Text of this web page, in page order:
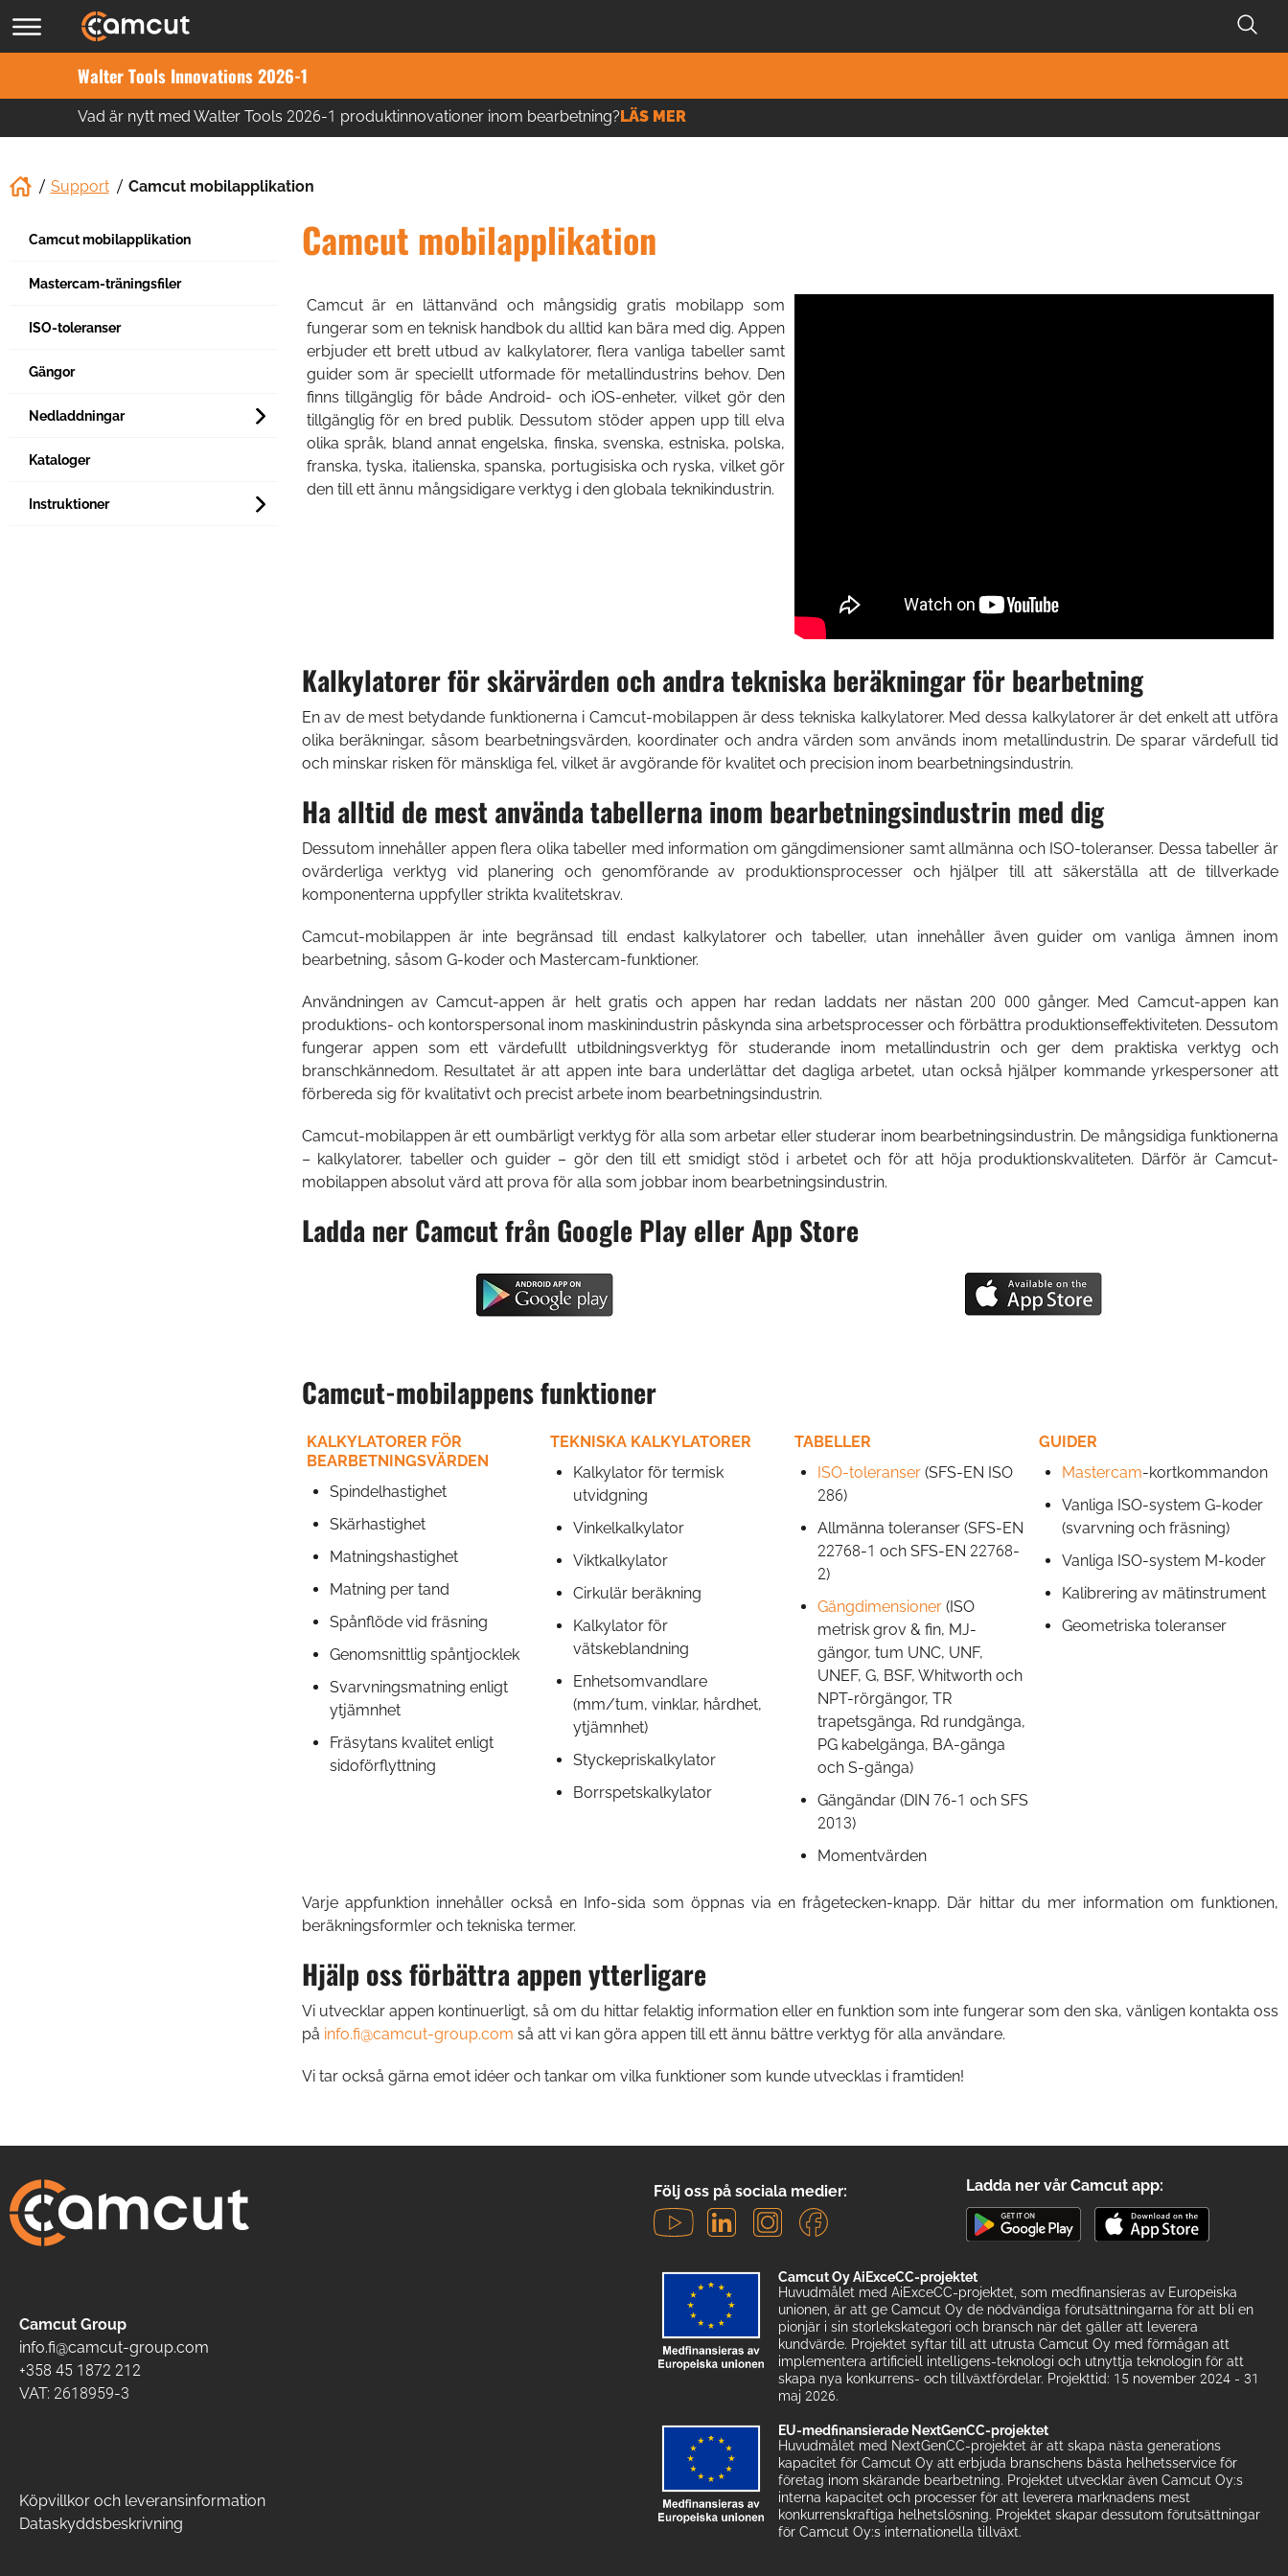
Betydelsen av verktygshantering ökar
Den ökande efterfrågan på hårdmetall syns i verkstädernas verktygskostnader.LÄS MER
Camcut-mobilappen uppdaterad
Walter Tools Innovations 2026-1
Vad är nytt med Walter Tools 2026-1 produktinnovationer inom bearbetning?LÄS MER
Support Camcut mobilapplikation
Camcut mobilapplikation
Mastercam-träningsfiler
ISO-toleranser
Gängor
Nedladdningar
Kataloger
Instruktioner
Camcut mobilapplikation
Camcut är en lättanvänd och mångsidig gratis mobilapp som
fungerar som en teknisk handbok du alltid kan bära med dig. Appen
erbjuder ett brett utbud av kalkylatorer, flera vanliga tabeller samt
guider som är speciellt utformade för metallindustrins behov. Den
finns tillgänglig för både Android- och iOS-enheter, vilket gör den
tillgänglig för en bred publik. Dessutom stöder appen upp till elva
olika språk, bland annat engelska, finska, svenska, estniska, polska,
franska, tyska, italienska, spanska, portugisiska och ryska, vilket gör
den till ett ännu mångsidigare verktyg i den globala teknikindustrin.
Kalkylatorer för skärvärden och andra tekniska beräkningar för bearbetning
En av de mest betydande funktionerna i Camcut-mobilappen är dess tekniska kalkylatorer. Med dessa kalkylatorer är det enkelt att utföra
olika beräkningar, såsom bearbetningsvärden, koordinater och andra värden som används inom metallindustrin. De sparar värdefull tid
och minskar risken för mänskliga fel, vilket är avgörande för kvalitet och precision inom bearbetningsindustrin.
Ha alltid de mest använda tabellerna inom bearbetningsindustrin med dig
Dessutom innehåller appen flera olika tabeller med information om gängdimensioner samt allmänna och ISO-toleranser. Dessa tabeller är
ovärderliga verktyg vid planering och genomförande av produktionsprocesser och hjälper till att säkerställa att de tillverkade
komponenterna uppfyller strikta kvalitetskrav.
Camcut-mobilappen är inte begränsad till endast kalkylatorer och tabeller, utan innehåller även guider om vanliga ämnen inom
bearbetning, såsom G-koder och Mastercam-funktioner.
Användningen av Camcut-appen är helt gratis och appen har redan laddats ner nästan 200 000 gånger. Med Camcut-appen kan
produktions- och kontorspersonal inom maskinindustrin påskynda sina arbetsprocesser och förbättra produktionseffektiviteten. Dessutom
fungerar appen som ett värdefullt utbildningsverktyg för studerande inom metallindustrin och ger dem praktiska verktyg och
branschkännedom. Resultatet är att appen inte bara underlättar det dagliga arbetet, utan också hjälper kommande yrkespersoner att
förbereda sig för kvalitativt och precist arbete inom bearbetningsindustrin.
Camcut-mobilappen är ett oumbärligt verktyg för alla som arbetar eller studerar inom bearbetningsindustrin. De mångsidiga funktionerna
– kalkylatorer, tabeller och guider – gör den till ett smidigt stöd i arbetet och för att höja produktionskvaliteten. Därför är Camcut-
mobilappen absolut värd att prova för alla som jobbar inom bearbetningsindustrin.
Ladda ner Camcut från Google Play eller App Store
Camcut-mobilappens funktioner
KALKYLATORER FÖR
BEARBETNINGSVÄRDEN
Spindelhastighet
Skärhastighet
Matningshastighet
Matning per tand
Spånflöde vid fräsning
Genomsnittlig spåntjocklek
Svarvningsmatning enligt
ytjämnhet
Fräsytans kvalitet enligt
sidoförflyttning
TEKNISKA KALKYLATORER
Kalkylator för termisk
utvidgning
Vinkelkalkylator
Viktkalkylator
Cirkulär beräkning
Kalkylator för
vätskeblandning
Enhetsomvandlare
(mm/tum, vinklar, hårdhet,
ytjämnhet)
Styckepriskalkylator
Borrspetskalkylator
TABELLER
ISO-toleranser (SFS-EN ISO
286)
Allmänna toleranser (SFS-EN
22768-1 och SFS-EN 22768-
2)
Gängdimensioner (ISO
metrisk grov & fin, MJ-
gängor, tum UNC, UNF,
UNEF, G, BSF, Whitworth och
NPT-rörgängor, TR
trapetsgänga, Rd rundgänga,
PG kabelgänga, BA-gänga
och S-gänga)
Gängändar (DIN 76-1 och SFS
2013)
Momentvärden
GUIDER
Mastercam-kortkommandon
Vanliga ISO-system G-koder
(svarvning och fräsning)
Vanliga ISO-system M-koder
Kalibrering av mätinstrument
Geometriska toleranser
Varje appfunktion innehåller också en Info-sida som öppnas via en frågetecken-knapp. Där hittar du mer information om funktionen,
beräkningsformler och tekniska termer.
Hjälp oss förbättra appen ytterligare
Vi utvecklar appen kontinuerligt, så om du hittar felaktig information eller en funktion som inte fungerar som den ska, vänligen kontakta oss
på info.fi@camcut-group.com så att vi kan göra appen till ett ännu bättre verktyg för alla användare.
Vi tar också gärna emot idéer och tankar om vilka funktioner som kunde utvecklas i framtiden!
Camcut Group
info.fi@camcut-group.com
+358 45 1872 212
VAT: 2618959-3
Köpvillkor och leveransinformation
Dataskyddsbeskrivning
Följ oss på sociala medier: Ladda ner vår Camcut app:
Camcut Oy AiExceCC-projektet
Huvudmålet med AiExceCC-projektet, som medfinansieras av Europeiska
unionen, är att ge Camcut Oy de nödvändiga förutsättningarna för att bli en
pionjär i sin storlekskategori och bransch när det gäller att leverera
kundvärde. Projektet syftar till att utrusta Camcut Oy med förmågan att
implementera artificiell intelligens-teknologi och utnyttja teknologin för att
skapa nya konkurrens- och tillväxtfördelar. Projekttid: 15 november 2024 - 31
maj 2026.
EU-medfinansierade NextGenCC-projektet
Huvudmålet med NextGenCC-projektet är att skapa nästa generations
kapacitet för Camcut Oy att erbjuda branschens bästa helhetsservice för
företag inom skärande bearbetning. Projektet utvecklar även Camcut Oy:s
interna kapacitet och processer för att leverera marknadens mest
konkurrenskraftiga helhetslösning. Projektet skapar dessutom förutsättningar
för Camcut Oy:s internationella tillväxt.